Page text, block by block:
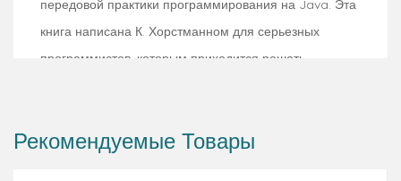
передовой практики программирования на Java. Эта
книга написана К. Хорстманном для серьезных
программистов, которым приходится решать
первом томе настоящего двухтомного издания
Рекомендуемые Товары